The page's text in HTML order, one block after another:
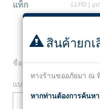
แท็ก LLPD อุ
ชื่อ:LLPD Line Lightning
แบรนด์
สินค้ายกเ
ทางร้านขออภัยมา ณ
หากท่านต้องการค้นห